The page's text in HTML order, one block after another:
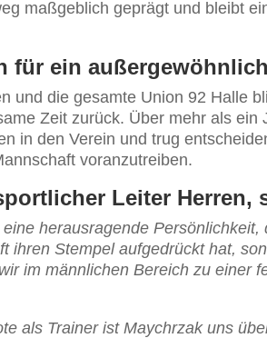
maßgeblich geprägt und bleibt
für ein
und die gesamte Union 92 Halle
Zeit zurück. Über mehr als ein
in den Verein und trug
voranzutreiben.
Leiter Herren,
herausragende Persönlichkeit,
ihren Stempel aufgedrückt hat,
im männlichen Bereich zu einer
als Trainer ist Maychrzak uns